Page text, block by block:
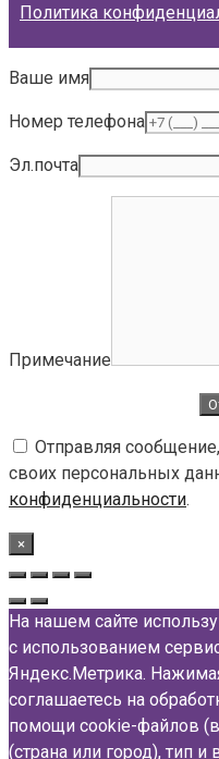
Политика
Ваше имя
Номер телефона
Эл.почта
Примечание
Отправляя
своих персональных
конфиденциальности.
×
На нашем сайте
с использованием
Яндекс.Метрика.
соглашаетесь на
помощи cookie-файлов
(страна или город), тип